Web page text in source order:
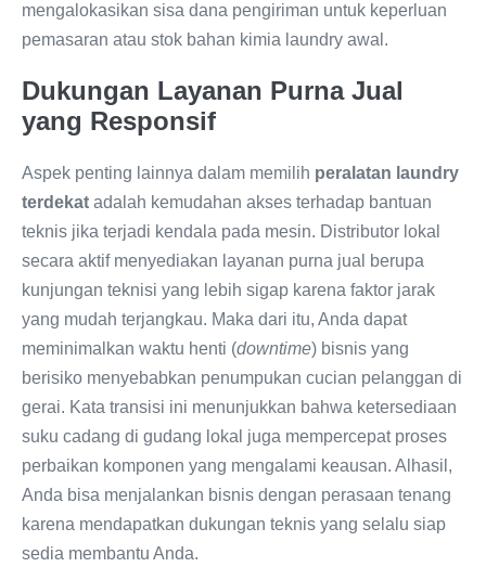
mengalokasikan sisa dana pengiriman untuk keperluan
pemasaran atau stok bahan kimia laundry awal.
Dukungan Layanan Purna Jual
yang Responsif
Aspek penting lainnya dalam memilih peralatan laundry
terdekat adalah kemudahan akses terhadap bantuan
teknis jika terjadi kendala pada mesin. Distributor lokal
secara aktif menyediakan layanan purna jual berupa
kunjungan teknisi yang lebih sigap karena faktor jarak
yang mudah terjangkau. Maka dari itu, Anda dapat
meminimalkan waktu henti (downtime) bisnis yang
berisiko menyebabkan penumpukan cucian pelanggan di
gerai. Kata transisi ini menunjukkan bahwa ketersediaan
suku cadang di gudang lokal juga mempercepat proses
perbaikan komponen yang mengalami keausan. Alhasil,
Anda bisa menjalankan bisnis dengan perasaan tenang
karena mendapatkan dukungan teknis yang selalu siap
sedia membantu Anda.